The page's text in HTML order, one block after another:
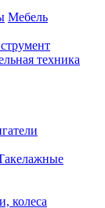
Мебель
техника